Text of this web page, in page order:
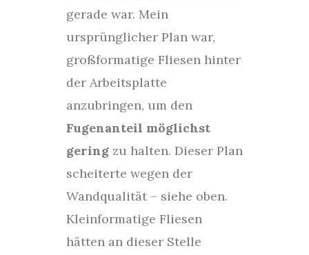
gerade war. Mein
ursprünglicher Plan war,
großformatige Fliesen hinter
der Arbeitsplatte
anzubringen, um den
Fugenanteil möglichst
geringzu halten. Dieser Plan
scheiterte wegen der
Wandqualität – siehe oben.
Kleinformatige Fliesen
hätten an dieser Stelle